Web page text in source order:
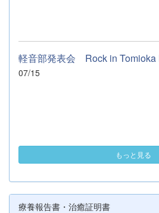
07/15
もっと見る
療養報告書・治癒証明書